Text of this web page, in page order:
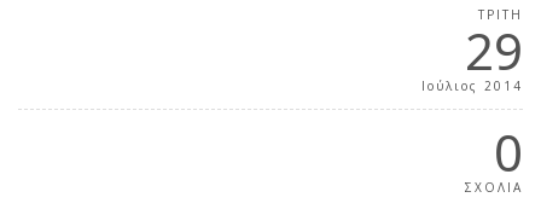
ΤΡΊΤΗ
29
Ιούλιος 2014
0
ΣΧΟΛΙΑ